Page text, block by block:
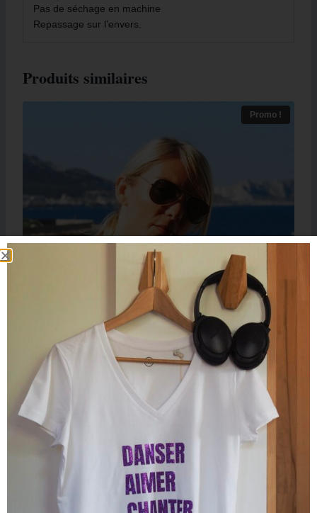
Pas de séchage en machine
Repassage sur l’envers.
Produits similaires
Promo !
T-Shirt Col Danseuse YVES & SIMONE Blanc / Rouge
45.00€